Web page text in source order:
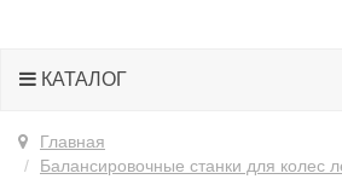
КАТАЛОГ
Главная
Балансировочные станки для колес